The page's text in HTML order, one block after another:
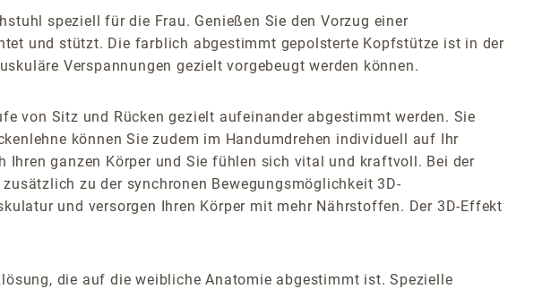
speziell für die Frau. Genießen Sie den Vorzug einer
und stützt. Die farblich abgestimmt gepolsterte Kopfstütze ist in der
Verspannungen gezielt vorgebeugt werden können.
von Sitz und Rücken gezielt aufeinander abgestimmt werden. Sie
können Sie zudem im Handumdrehen individuell auf Ihr
Ihren ganzen Körper und Sie fühlen sich vital und kraftvoll. Bei der
zu der synchronen Bewegungsmöglichkeit 3D-
und versorgen Ihren Körper mit mehr Nährstoffen. Der 3D-Effekt
die auf die weibliche Anatomie abgestimmt ist. Spezielle